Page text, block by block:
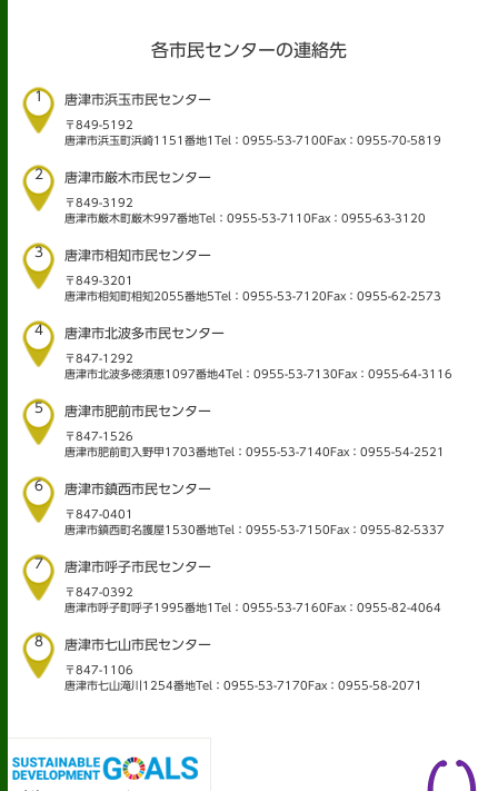
各市民センターの連絡先
1 唐津市浜玉市民センター
〒849-5192
唐津市浜玉町浜崎1151番地1 Tel：0955-53-7100 Fax：0955-70-5819
2 唐津市厳木市民センター
〒849-3192
唐津市厳木町厳木997番地Tel：0955-53-7110 Fax：0955-63-3120
3 唐津市相知市民センター
〒849-3201
唐津市相知町相知2055番地5Tel：0955-53-7120 Fax：0955-62-2573
4 唐津市北波多市民センター
〒847-1292
唐津市北波多徳須恵1097番地4Tel：0955-53-7130 Fax：0955-64-3116
5 唐津市肥前市民センター
〒847-1526
唐津市肥前町入野甲1703番地Tel：0955-53-7140 Fax：0955-54-2521
6 唐津市鎮西市民センター
〒847-0401
唐津市鎮西町名護屋1530番地Tel：0955-53-7150 Fax：0955-82-5337
7 唐津市呼子市民センター
〒847-0392
唐津市呼子町呼子1995番地1 Tel：0955-53-7160 Fax：0955-82-4064
8 唐津市七山市民センター
〒847-1106
唐津市七山滝川1254番地Tel：0955-53-7170 Fax：0955-58-2071